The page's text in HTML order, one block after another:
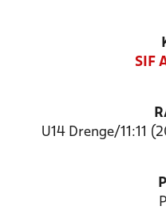
SIF
U14 Drenge/11:11